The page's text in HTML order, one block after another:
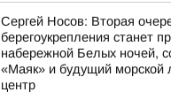
Сергей Носов: Вторая
берегоукрепления станет
набережной Белых ночей,
«Маяк» и будущий морской
центр